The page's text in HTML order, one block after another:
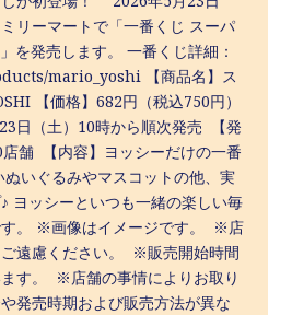
ミリーマートで「一番くじ スーパ
を発売します。 一番くじ詳細：
mario_yoshi 【商品名】ス
【価格】682円（税込750円）
日（土）10時から順次発売 【発
舗 【内容】ヨッシーだけの一番
ぬいぐるみやマスコットの他、実
ヨッシーといつも一緒の楽しい毎
す。 ※画像はイメージです。 ※店
遠慮ください。 ※販売開始時間
す。 ※店舗の事情によりお取り
発売時期および販売方法が異な